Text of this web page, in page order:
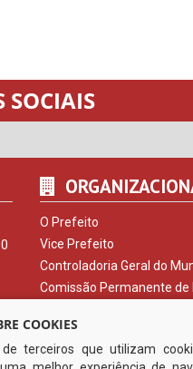
SOCIAIS
O Prefeito
Vice Prefeito
Controladoria Geral do
Comissão Permanente de
Serviço de Informação ao
Ouvidoria Municipal
COOKIES
terceiros que utilizam